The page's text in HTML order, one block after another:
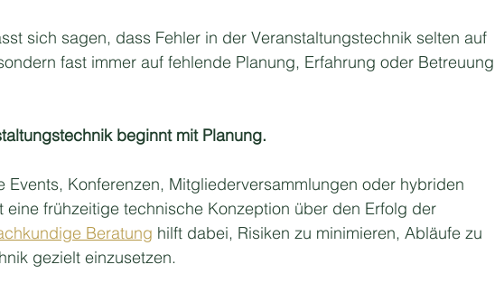
sich sagen, dass Fehler in der Veranstaltungstechnik selten auf
fast immer auf fehlende Planung, Erfahrung oder Betreuung
beginnt mit Planung.
Events, Konferenzen, Mitgliederversammlungen oder hybriden
eine frühzeitige technische Konzeption über den Erfolg der
Beratung hilft dabei, Risiken zu minimieren, Abläufe zu
gezielt einzusetzen.